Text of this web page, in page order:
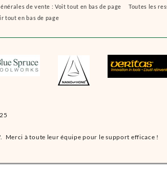
de vente : Voit tout en bas de page
tout en bas de page
Toutes les
Merci à toute leur équipe pour le support efficace !